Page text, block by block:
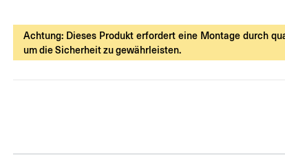
Achtung: Dieses Produkt erfordert eine Montage durch
um die Sicherheit zu gewährleisten.